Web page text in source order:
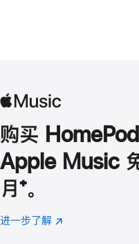
购买 HomePod
Apple Music
月 脚
注
⁺。
进一步了解 Apple
(在